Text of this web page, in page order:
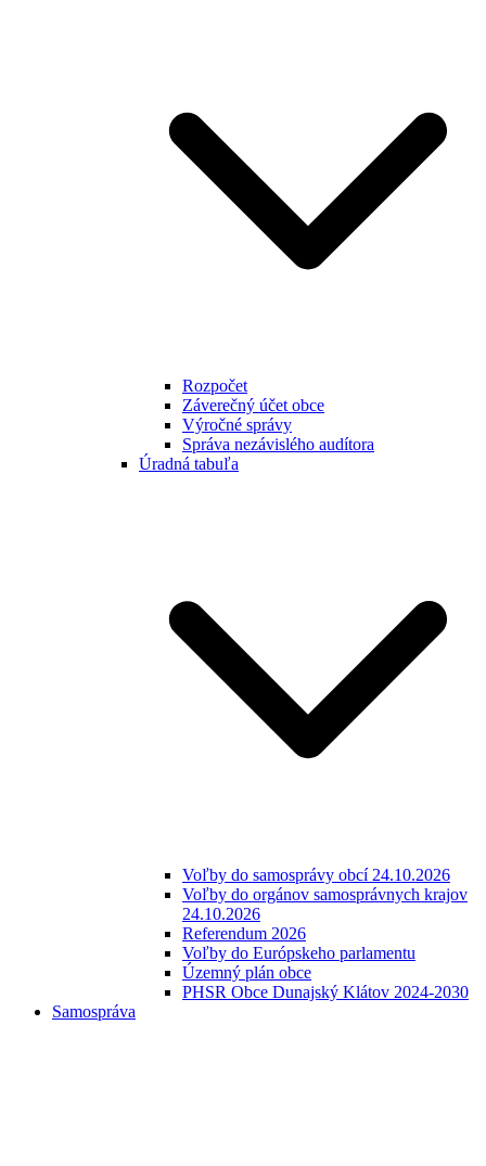
Rozpočet
Záverečný účet obce
Výročné správy
Správa nezávislého audítora
Úradná tabuľa
Voľby do samosprávy obcí 24.10.2026
Voľby do orgánov samosprávnych krajov
24.10.2026
Referendum 2026
Voľby do Európskeho parlamentu
Územný plán obce
PHSR Obce Dunajský Klátov 2024-2030
Samospráva